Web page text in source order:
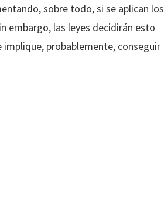
sobre todo, si se aplican los
embargo, las leyes decidirán esto
implique, probablemente, conseguir